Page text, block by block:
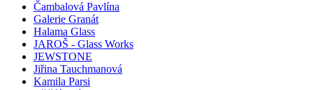
Čambalová Pavlína
Galerie Granát
Halama Glass
JAROŠ - Glass Works
JEWSTONE
Jiřina Tauchmanová
Kamila Parsi